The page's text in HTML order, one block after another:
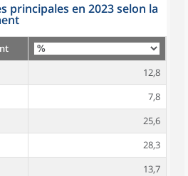
principales en 2023 selon la
12,8
7,8
25,6
28,3
13,7